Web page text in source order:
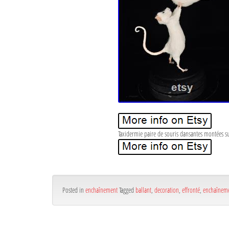
Taxidermie paire de souris dansantes
Posted in enchaînementTagged ballant decoration effronté